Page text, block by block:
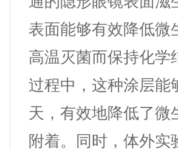
表面能够有效降低微
高温灭菌而保持化学
过程中，这种涂层能
天，有效地降低了微
附着。同时，体外